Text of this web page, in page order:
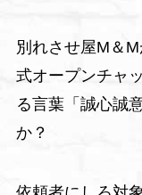
別れさせ屋М＆М
式オープンチャ
る言葉「誠心誠
か？